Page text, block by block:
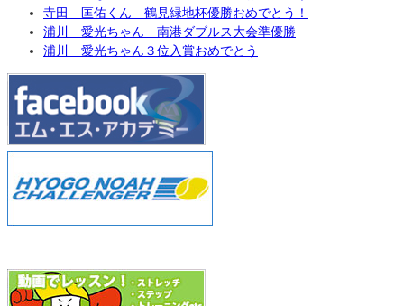
寺田 匡佑くん 鶴見緑地杯優勝おめでとう！
浦川 愛光ちゃん 南港ダブルス大会準優勝
浦川 愛光ちゃん３位入賞おめでとう